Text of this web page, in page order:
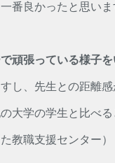
番良かったと思いま
頑張っている様子
し、先生との距離
大学の学生と比べ
教職支援センター）